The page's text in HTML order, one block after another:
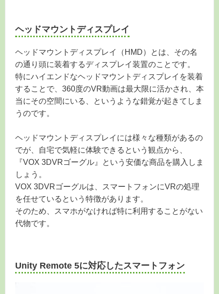
ヘッドマウントディスプレイ
ヘッドマウントディスプレイ（HMD）とは、その名
の通り頭に装着するディスプレイ装置のことです。
特にハイエンドなヘッドマウントディスプレイを装着
することで、360度のVR動画は最大限に活かされ、本
当にその空間にいる、というような錯覚が起きてしま
うのです。
ヘッドマウントディスプレイには様々な種類があるの
でが、自宅で気軽に体験できるという観点から、
『VOX 3DVRゴーグル』という安価な商品を購入しま
しょう。
VOX 3DVRゴーグルは、スマートフォンにVRの処理
を任せているという特徴があります。
そのため、スマホがなければ特に利用することがない
代物です。
Unity Remote 5に対応したスマートフォン